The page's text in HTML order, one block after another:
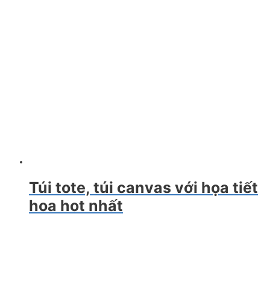
Túi tote, túi canvas với họa tiết
hoa hot nhất